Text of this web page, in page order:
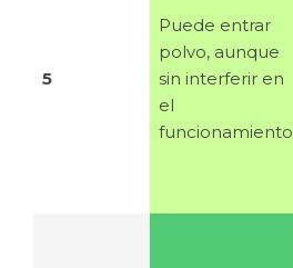
5
Puede entrar
polvo, aunque
sin interferir en
el
funcionamiento